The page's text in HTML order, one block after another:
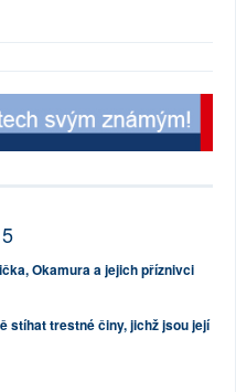
Okamura a jejich příznivci
stíhat trestné činy, jichž jsou její